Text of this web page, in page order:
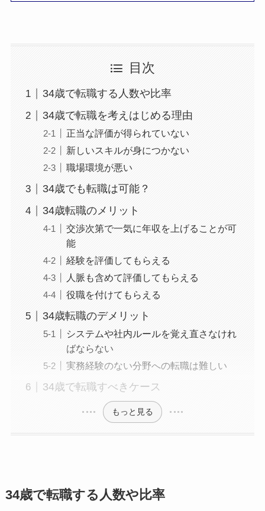
目次
34歳で転職する人数や比率
34歳で転職を考えはじめる理由
正当な評価が得られていない
新しいスキルが身につかない
職場環境が悪い
34歳でも転職は可能？
34歳転職のメリット
交渉次第で一気に年収を上げることが可
能
経験を評価してもらえる
人脈も含めて評価してもらえる
役職を付けてもらえる
34歳転職のデメリット
システムや社内ルールを覚え直さなけれ
ばならない
実務経験のない分野への転職は難しい
34歳で転職すべきケース
もっと見る
34歳で転職する人数や比率